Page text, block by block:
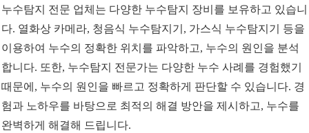
누수탐지 전문 업체는 다양한 누수탐지 장비를 보유하고 있습니
다. 열화상 카메라, 청음식 누수탐지기, 가스식 누수탐지기 등을
이용하여 누수의 정확한 위치를 파악하고, 누수의 원인을 분석
합니다. 또한, 누수탐지 전문가는 다양한 누수 사례를 경험했기
때문에, 누수의 원인을 빠르고 정확하게 판단할 수 있습니다. 경
험과 노하우를 바탕으로 최적의 해결 방안을 제시하고, 누수를
완벽하게 해결해 드립니다.